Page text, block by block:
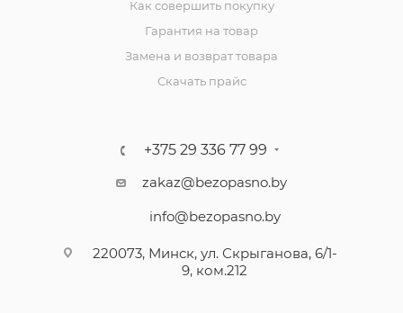
Как совершить покупку
Гарантия на товар
Замена и возврат товара
Скачать прайс
+375 29 336 77 99
zakaz@bezopasno.by
info@bezopasno.by
220073, Минск, ул. Скрыганова, 6/1-
9, ком.212